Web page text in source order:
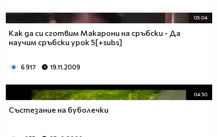
05:04
Как да си сготвим Макарони на сръбски - Да
научим сръбски урок 5[+subs]
6 917 19.11.2009
04:50
Състезание на буболечки